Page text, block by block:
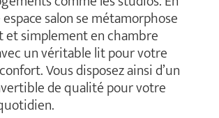
salon se métamorphose
et simplement en chambre
un véritable lit pour votre
Vous disposez ainsi d’un
de qualité pour votre